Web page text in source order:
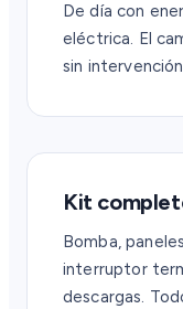
De día con
eléctrica. El
sin
Kit
Bomba,
interruptor
descargas.